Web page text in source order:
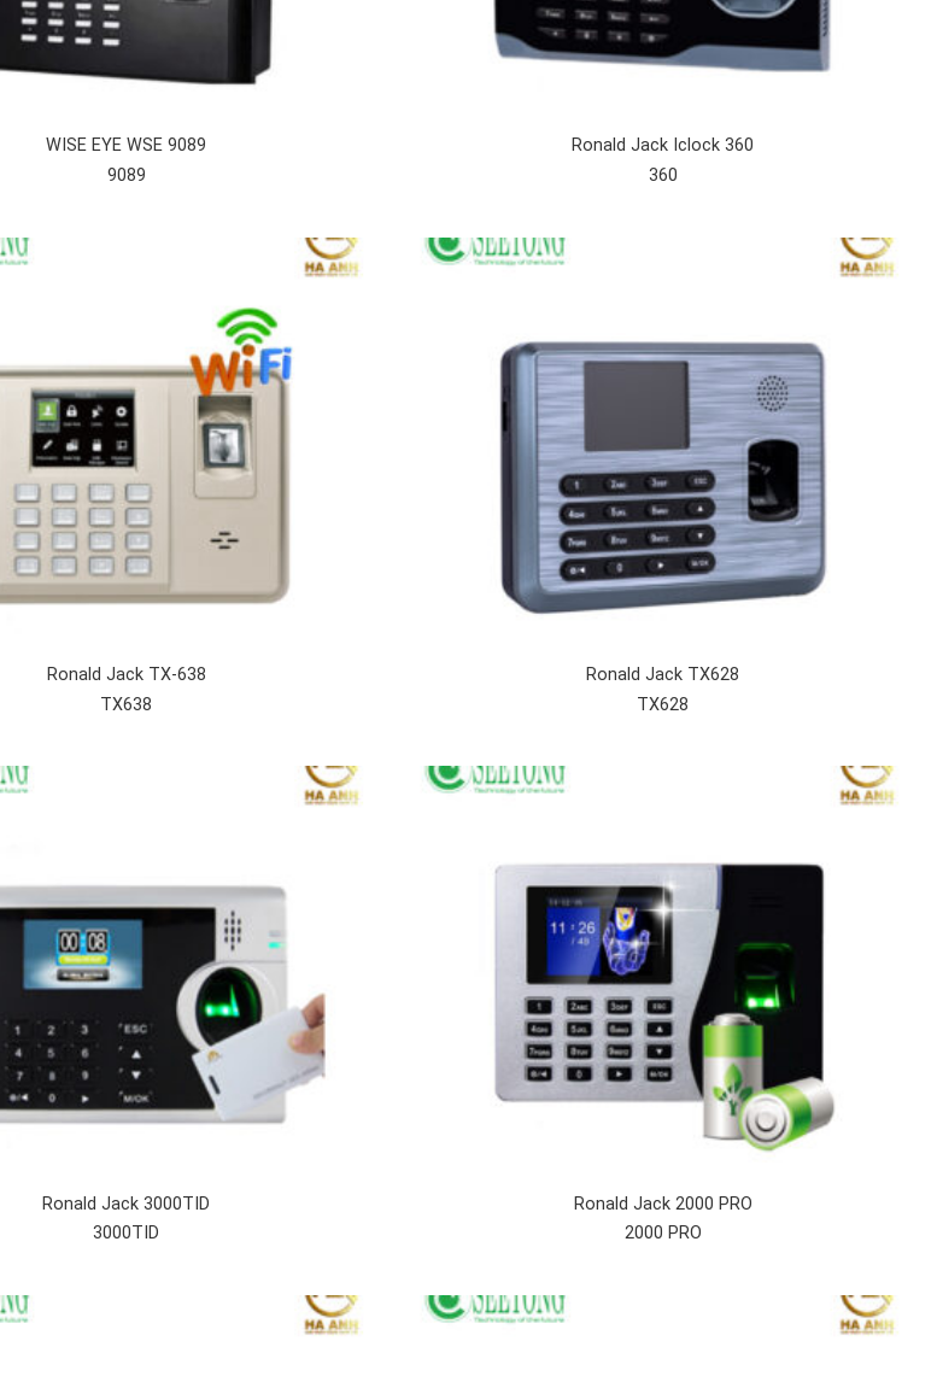
WISE EYE WSE 9089
9089
Ronald Jack Iclock 360
360
Ronald Jack TX-638
TX638
Ronald Jack TX628
TX628
Ronald Jack 3000TID
3000TID
Ronald Jack 2000 PRO
2000 PRO